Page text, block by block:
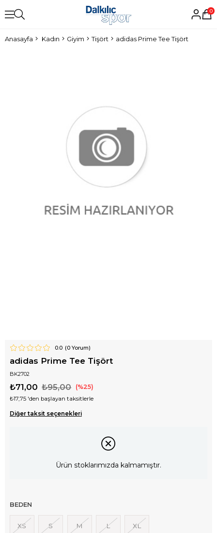
0
Anasayfa Kadın Giyim Tişört adidas Prime Tee Tişört
0.0 (0Yorum)
adidas Prime Tee Tişört
BK2702
₺95,00
₺71,00 25
₺17,75 'den başlayan taksitlerle
Diğer taksit seçenekleri
Ürün stoklarımızda kalmamıştır.
BEDEN
XS S M L XL